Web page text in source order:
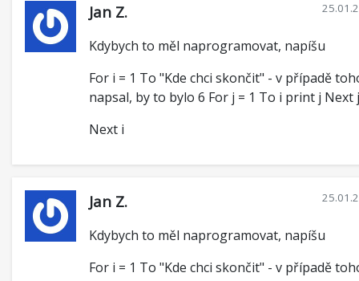
Jan Z.
Kdybych to měl naprogramovat, napíšu
For i = 1 To "Kde chci skončit" - v případě
napsal, by to bylo 6 For j = 1 To i print j Next j
Next i
Jan Z.
Kdybych to měl naprogramovat, napíšu
For i = 1 To "Kde chci skončit" - v případě